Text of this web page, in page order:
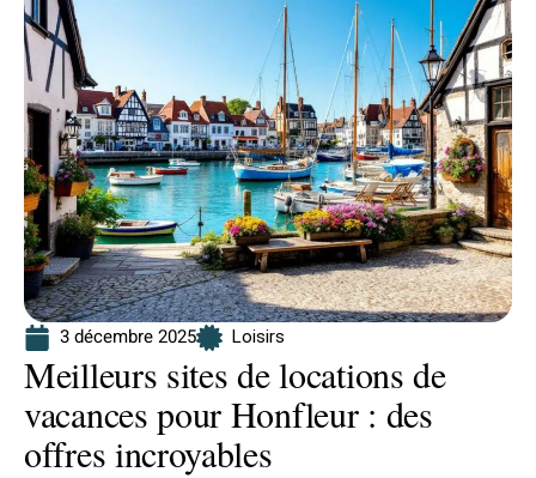
3 décembre 2025 Loisirs
Meilleurs sites de locations de
vacances pour Honfleur : des
offres incroyables